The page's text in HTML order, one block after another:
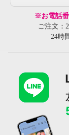
※お電話番
ご注文：
24時